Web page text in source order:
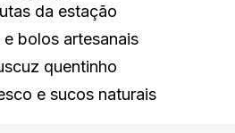
da estação
e bolos artesanais
quentinho
e sucos naturais